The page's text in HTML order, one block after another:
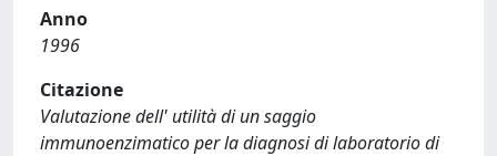
Anno
1996
Citazione
Valutazione dell' utilità di un saggio
immunoenzimatico per la diagnosi di laboratorio di